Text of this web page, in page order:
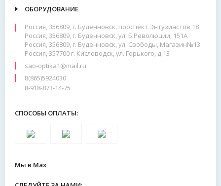
ОБОРУДОВАНИЕ
Россия, 356809, г. Буденновск, проспект Энтузиастов 18
Россия, 356809, г. Буденновск, ул. Б.Революции, 151А
Россия, 356809, г. Буденновск, ул. Свободы, Магазин№13
Россия, 357700 г. Кисловодск, ул. Горького, д.13
sao-optika1@mail.ru
8(865)5924030
8-918-873-14-75
СПОСОБЫ ОПЛАТЫ:
Мы в Max